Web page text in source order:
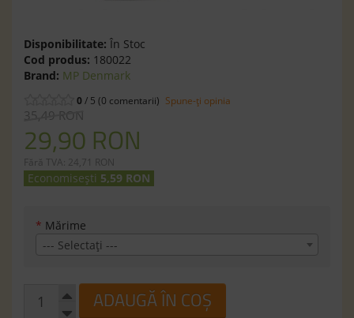
Disponibilitate: În Stoc
Cod produs: 180022
Brand: MP Denmark
0/ 5 (0 comentarii) Spune-ţi opinia
35,49 RON
29,90 RON
Fără TVA: 24,71 RON
Economisești 5,59 RON
* Mărime
--- Selectaţi ---
ADAUGĂ ÎN COȘ